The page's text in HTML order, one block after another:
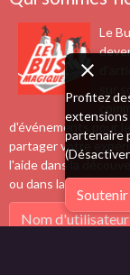
Profitez
extensions
partenaire
Le
d'événements pour
partager votre
l'aide dans la
ou dans la réalisation